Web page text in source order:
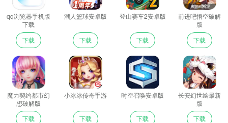
qq浏览器手机版
下载
下载
潮人篮球安卓版
下载
登山赛车2安卓版
下载
前进吧悟空破解
版
下载
魔力契约都市幻
想破解版
下载
小冰冰传奇手游
下载
时空召唤安卓版
下载
长安幻世绘最新
版
下载